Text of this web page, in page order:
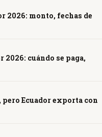
2026: monto, fechas de
2026: cuándo se paga,
Ecuador exporta con